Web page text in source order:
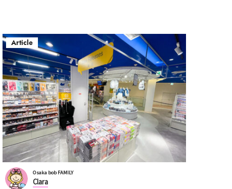
Article
Osaka bob FAMILY
Clara